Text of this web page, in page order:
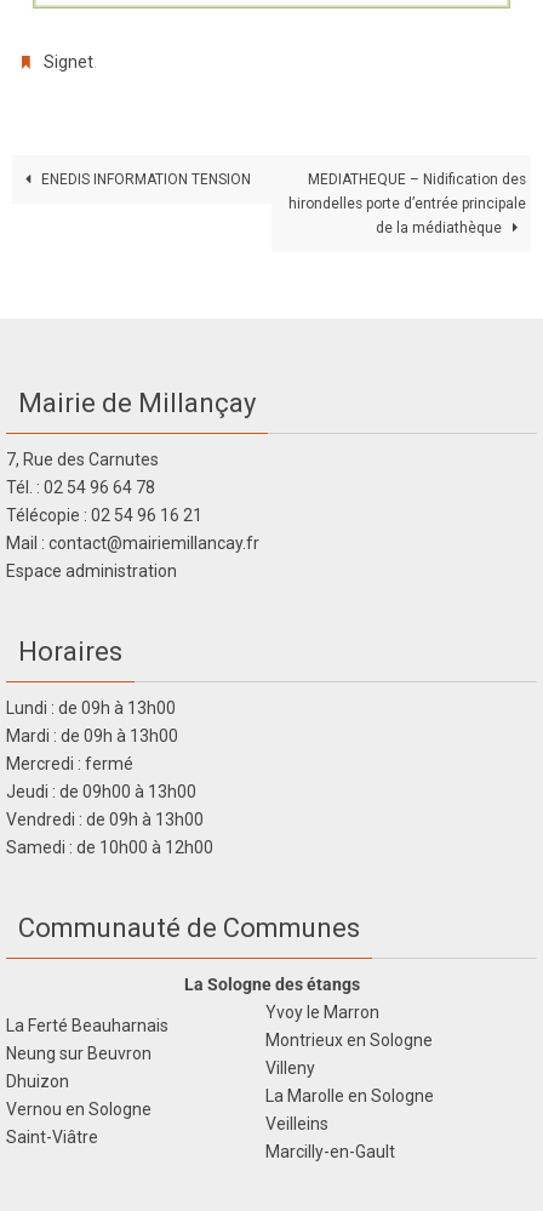
Signet.
ENEDIS INFORMATION TENSION
MEDIATHEQUE – Nidification des
hirondelles porte d’entrée principale
de la médiathèque
Mairie de Millançay
7, Rue des Carnutes
Tél. : 02 54 96 64 78
Télécopie : 02 54 96 16 21
Mail : contact@mairiemillancay.fr
Espace administration
Horaires
Lundi : de 09h à 13h00
Mardi : de 09h à 13h00
Mercredi : fermé
Jeudi : de 09h00 à 13h00
Vendredi : de 09h à 13h00
Samedi : de 10h00 à 12h00
Communauté de Communes
La Sologne des étangs
La Ferté Beauharnais
Neung sur Beuvron
Dhuizon
Vernou en Sologne
Saint-Viâtre
Yvoy le Marron
Montrieux en Sologne
Villeny
La Marolle en Sologne
Veilleins
Marcilly-en-Gault